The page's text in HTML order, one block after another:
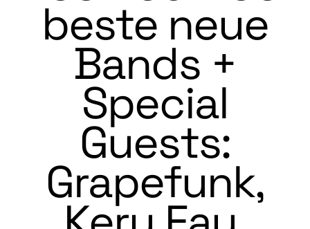
beste neue
Bands +
Special
Guests:
Grapefunk,